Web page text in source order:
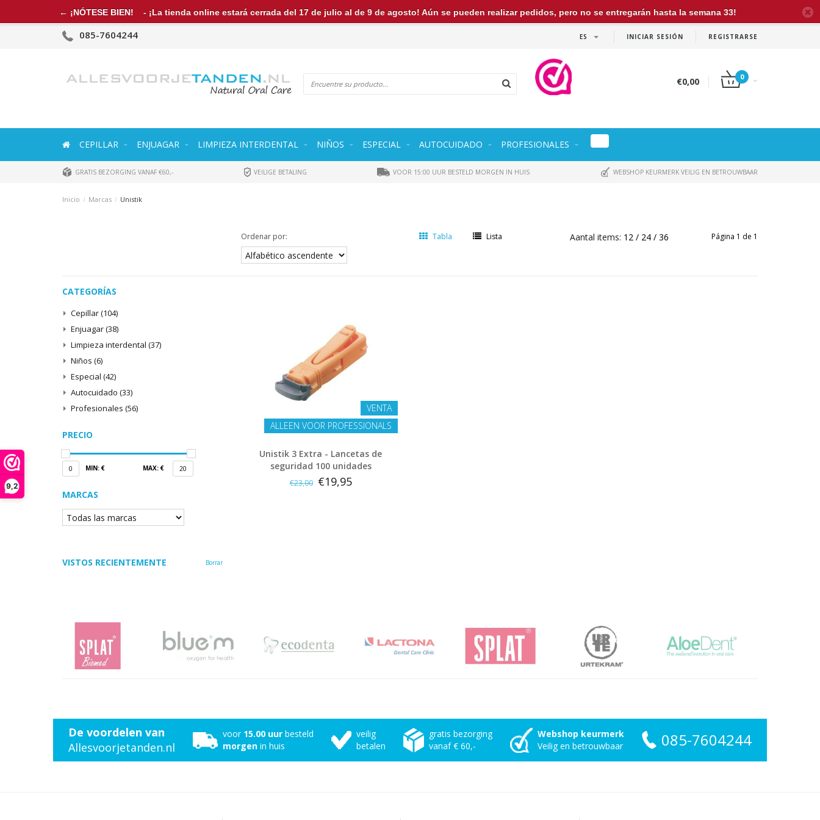
9,2
INICIAR SESIÓN REGISTRARSE
ES
085-7604244
€0,00 0
CEPILLAR ENJUAGAR LIMPIEZA INTERDENTAL NIÑOS ESPECIAL AUTOCUIDADO PROFESIONALES
GRATIS BEZORGING VANAF €60,- VEILIGE BETALING VOOR 15:00 UUR BESTELD MORGEN IN HUIS WEBSHOP KEURMERK VEILIG EN BETROUWBAAR
Inicio / Marcas / Unistik
Ordenar por: Tabla Lista Aantal items: 12 24 36 Página 1 de 1
CATEGORÍAS
Cepillar(104)
Enjuagar(38)
Limpieza interdental (37)
Niños (6)
Especial (42)
Autocuidado (33)
Profesionales (56)
PRECIO
0 MIN: € MAX: € 20
MARCAS
VISTOS RECIENTEMENTE Borrar
VENTA
ALLEEN VOOR PROFESSIONALS
Unistik 3 Extra - Lancetas de
seguridad 100 unidades
€23,00 €19,95
De voordelen van
Allesvoorjetanden.nl
voor 15.00 uur besteld
morgen in huis
veilig
betalen
gratis bezorging
vanaf € 60,-
Webshop keurmerk
Veilig en betrouwbaar
085-7604244
← ¡NÓTESE BIEN! - ¡La tienda online estará cerrada del 17 de julio al de 9 de agosto! Aún se pueden realizar pedidos, pero no se entregarán hasta la semana 33!